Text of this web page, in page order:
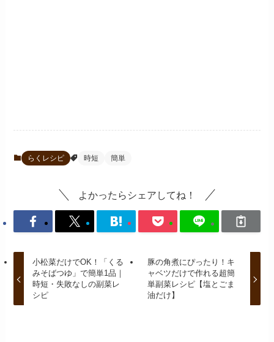
らくレシピ 時短 簡単
よかったらシェアしてね！
小松菜だけでOK！「くる
みそばつゆ」で簡単1品｜
時短・失敗なしの副菜レ
シピ
豚の角煮にぴったり！キ
ャベツだけで作れる超簡
単副菜レシピ【塩とごま
油だけ】